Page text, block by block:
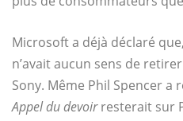
Microsoft a déjà déclaré
n’avait aucun sens de
Sony. Même Phil Spencer
Appel du devoirresterait sur